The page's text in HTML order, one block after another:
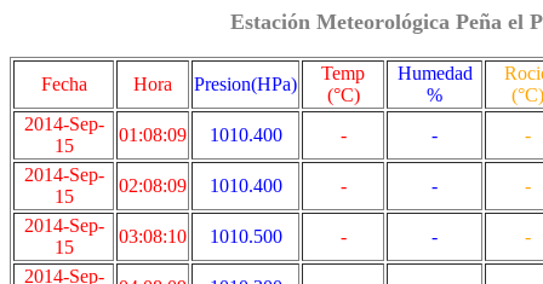
Estación Meteorológica Peña el
Fecha Hora Presion(HPa)
Temp
(°C)
Humedad
%
(°C)
2014-Sep-
15
01:08:09 1010.400 - -
-
2014-Sep-
15
02:08:09 1010.400 - -
-
2014-Sep-
15
03:08:10 1010.500 - -
-
2014-Sep-